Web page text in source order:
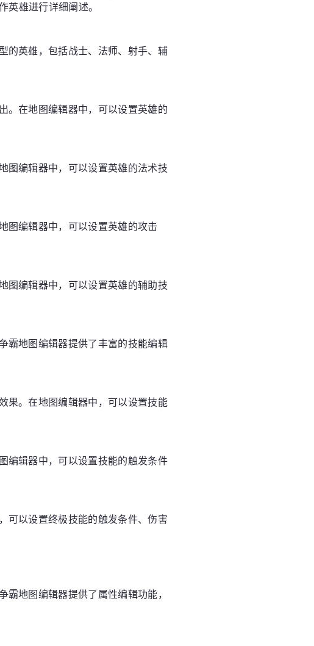
雄进行详细阐述。
的英雄，包括战士、法师、射手、辅
。在地图编辑器中，可以设置英雄的
图编辑器中，可以设置英雄的法术技
图编辑器中，可以设置英雄的攻击
图编辑器中，可以设置英雄的辅助技
霸地图编辑器提供了丰富的技能编辑
果。在地图编辑器中，可以设置技能
编辑器中，可以设置技能的触发条件
可以设置终极技能的触发条件、伤害
地图编辑器提供了属性编辑功能，